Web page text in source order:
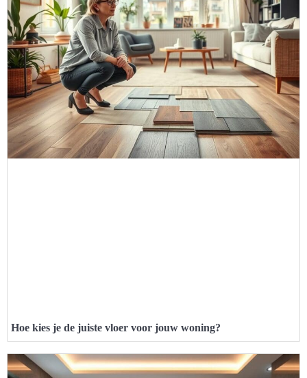
Hoe kies je de juiste vloer voor jouw woning?